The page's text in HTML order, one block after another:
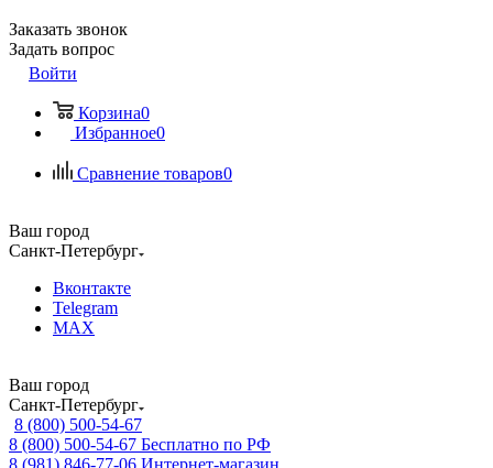
Заказать звонок
Задать вопрос
Войти
Корзина0
Избранное0
Сравнение товаров0
Ваш город
Санкт-Петербург
Вконтакте
Telegram
MAX
Ваш город
Санкт-Петербург
8 (800) 500-54-67
8 (800) 500-54-67 Бесплатно по РФ
8 (981) 846-77-06 Интернет-магазин